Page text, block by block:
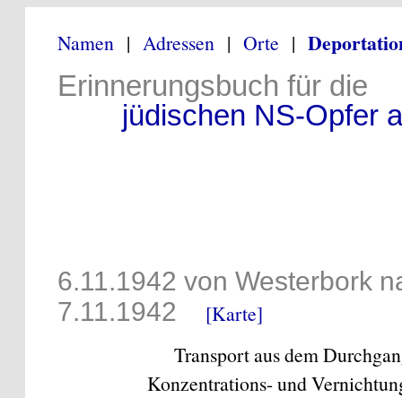
Namen | Adressen | Orte |
Erinnerungsbuch für die
jüdischen NS-Opfer
6.11.1942 von Westerbork
7.11.1942
[Karte]
Transport aus dem
Konzentrations- und